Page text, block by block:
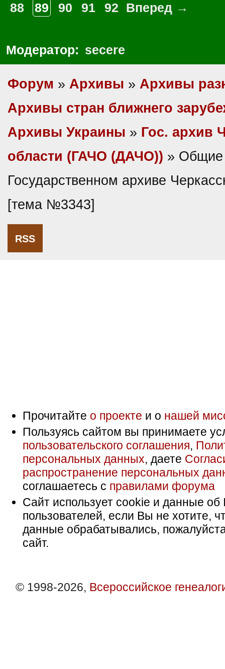
88
89 90 91 92 Вперед →
Модератор: secere
Форум » Архивы » Архивы
Архивы стран ближнего
Архивы Украины » Гос. архив
области (ГАЧО (ДАЧО)) » Общие
Государственном архиве
[тема №3343]
RSS
Прочитайте о проекте и о нашей
Пользуясь сайтом вы принимаете
пользовательского соглашения,
персональных данных, даете
распространение персональных
соглашаетесь с правилами форума
Сайт использует cookie и данные об
пользователей, если Вы не хотите,
данные обрабатывались,
сайт.
© 1998-2026, Всероссийское